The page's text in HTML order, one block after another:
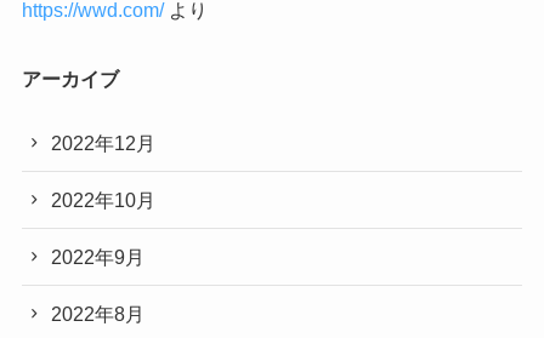
https://wwd.com/より
アーカイブ
2022年12月
2022年10月
2022年9月
2022年8月